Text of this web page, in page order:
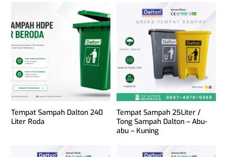
Tempat Sampah Dalton 240
Liter Roda
Tempat Sampah 25Liter /
Tong Sampah Dalton – Abu-
abu – Kuning